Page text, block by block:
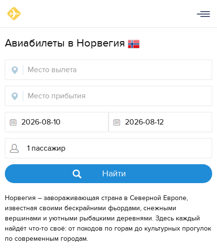
Aвиабилеты в Норвегия
Найти
Норвегия – завораживающая страна в Северной Европе,
известная своими бескрайними фьордами, снежными
вершинами и уютными рыбацкими деревнями. Здесь каждый
найдёт что-то своё: от походов по горам до культурных прогулок
по современным городам.